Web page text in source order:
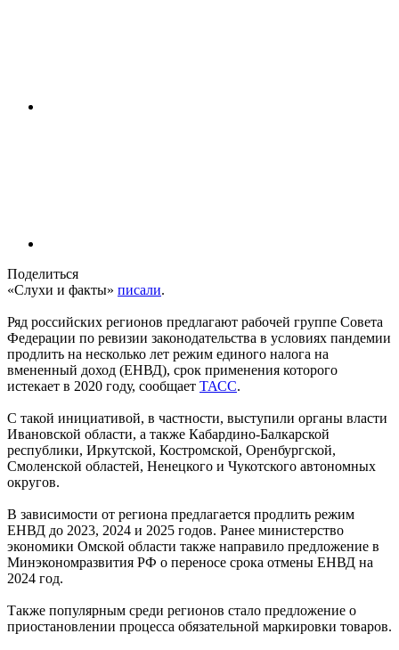
Поделиться
«Слухи и факты» писали.
Ряд российских регионов предлагают рабочей группе Совета
Федерации по ревизии законодательства в условиях пандемии
продлить на несколько лет режим единого налога на
вмененный доход (ЕНВД), срок применения которого
истекает в 2020 году, сообщает ТАСС.
С такой инициативой, в частности, выступили органы власти
Ивановской области, а также Кабардино-Балкарской
республики, Иркутской, Костромской, Оренбургской,
Смоленской областей, Ненецкого и Чукотского автономных
округов.
В зависимости от региона предлагается продлить режим
ЕНВД до 2023, 2024 и 2025 годов. Ранее министерство
экономики Омской области также направило предложение в
Минэкономразвития РФ о переносе срока отмены ЕНВД на
2024 год.
Также популярным среди регионов стало предложение о
приостановлении процесса обязательной маркировки товаров.